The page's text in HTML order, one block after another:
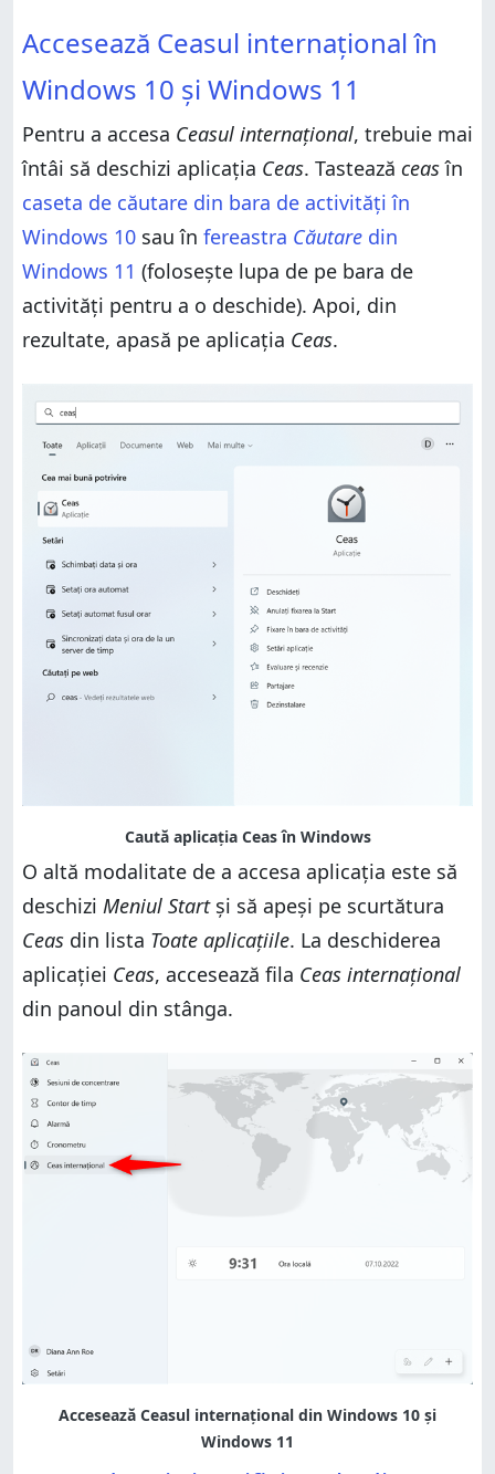
Câte orașe ai adăugat în Ceasul internațional din
Windows 10 și Windows 11?
Windows 11
internațional din Windows
internațional din Windows
Câte orașe ai adăugat în Ceasul internațional din
Windows 10 și Windows 11?
Accesează Ceasul internațional în
Windows 10 și Windows 11
Pentru a accesa Ceasul internațional, trebuie mai
întâi să deschizi aplicația Ceas. Tastează ceasîn
caseta de căutare din bara de activități în
Windows 10 sau în fereastra Căutare din
Windows 11 (folosește lupa de pe bara de
activități pentru a o deschide). Apoi, din
rezultate, apasă pe aplicația Ceas.
O altă modalitate de a accesa aplicația este să
deschizi Meniul Startși să apeși pe scurtătura
Ceas din lista Toate aplicațiile. La deschiderea
aplicației Ceas, accesează fila Ceas internațional
din panoul din stânga.